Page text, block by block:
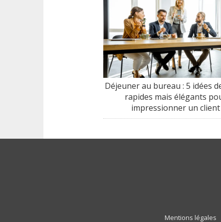
Déjeuner au bureau : 5 idées
rapides mais élégants
impressionner un client
Mentions légales